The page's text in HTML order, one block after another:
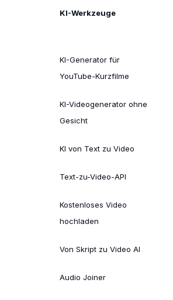
KI-Werkzeuge
KI-Generator für
YouTube-Kurzfilme
KI-Videogenerator ohne
Gesicht
KI von Text zu Video
Text-zu-Video-API
Kostenloses Video
hochladen
Von Skript zu Video AI
Audio Joiner